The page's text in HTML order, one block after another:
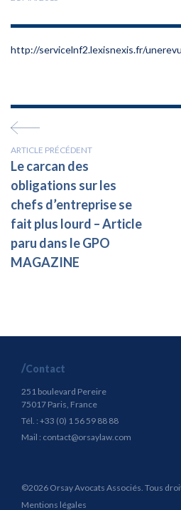
http://servicelnf2.lexisnexis.fr/
ARTICLE PRÉCÉDENT
Le carcan des
obligations sur les
chefs d’entreprise se
fait plus lourd – Article
paru dans le GPO
MAGAZINE
Contact
251 boulevard Pereire
75017 Paris, France
Tél. : +33 (0) 1 56 59 88 88
Mail : contact@orsaylaw.com
©2026 Orsay Avocats Associés. Tous
Mentions légales